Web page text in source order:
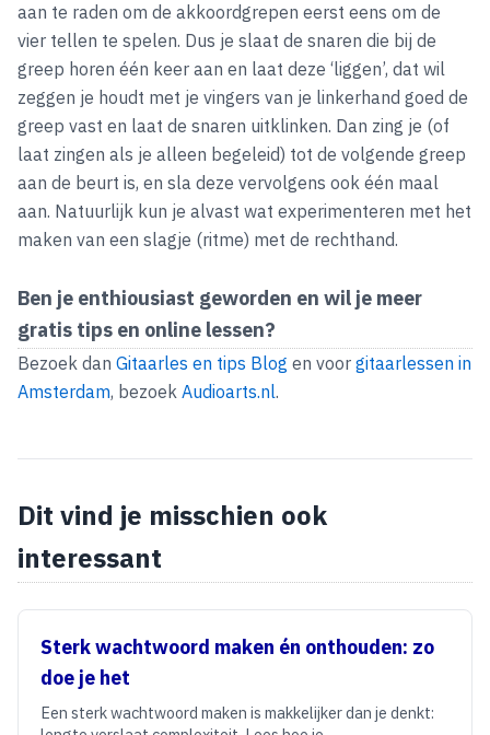
aan te raden om de akkoordgrepen eerst eens om de
vier tellen te spelen. Dus je slaat de snaren die bij de
greep horen één keer aan en laat deze ‘liggen’, dat wil
zeggen je houdt met je vingers van je linkerhand goed de
greep vast en laat de snaren uitklinken. Dan zing je (of
laat zingen als je alleen begeleid) tot de volgende greep
aan de beurt is, en sla deze vervolgens ook één maal
aan. Natuurlijk kun je alvast wat experimenteren met het
maken van een slagje (ritme) met de rechthand.
Ben je enthiousiast geworden en wil je meer
gratis tips en online lessen?
Bezoek dan Gitaarles en tips Blog en voor gitaarlessen in
Amsterdam, bezoek Audioarts.nl.
Dit vind je misschien ook
interessant
Sterk wachtwoord maken én onthouden: zo
doe je het
Een sterk wachtwoord maken is makkelijker dan je denkt: